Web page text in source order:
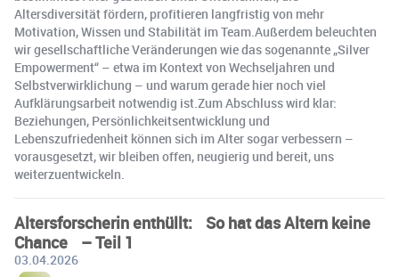
Altersdiversität fördern, profitieren langfristig von mehr
Motivation, Wissen und Stabilität im Team.Außerdem beleuchten
wir gesellschaftliche Veränderungen wie das sogenannte „Silver
Empowerment“ – etwa im Kontext von Wechseljahren und
Selbstverwirklichung – und warum gerade hier noch viel
Aufklärungsarbeit notwendig ist.Zum Abschluss wird klar:
Beziehungen, Persönlichkeitsentwicklung und
Lebenszufriedenheit können sich im Alter sogar verbessern –
vorausgesetzt, wir bleiben offen, neugierig und bereit, uns
weiterzuentwickeln.
Altersforscherin enthüllt: So hat das Altern keine
Chance – Teil 1
03.04.2026